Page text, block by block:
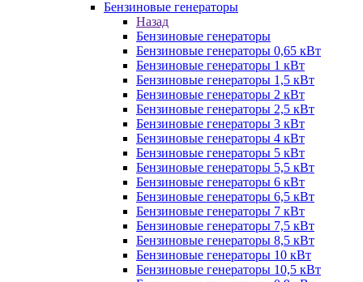
Бензиновые генераторы
Назад
Бензиновые генераторы
Бензиновые генераторы 0,65 кВт
Бензиновые генераторы 1 кВт
Бензиновые генераторы 1,5 кВт
Бензиновые генераторы 2 кВт
Бензиновые генераторы 2,5 кВт
Бензиновые генераторы 3 кВт
Бензиновые генераторы 4 кВт
Бензиновые генераторы 5 кВт
Бензиновые генераторы 5,5 кВт
Бензиновые генераторы 6 кВт
Бензиновые генераторы 6,5 кВт
Бензиновые генераторы 7 кВт
Бензиновые генераторы 7,5 кВт
Бензиновые генераторы 8,5 кВт
Бензиновые генераторы 10 кВт
Бензиновые генераторы 10,5 кВт